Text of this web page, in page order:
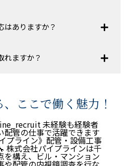
はありますか？
れますか？
ここで働く魅力！
未経験も経験者
配管の仕事で活躍できます
プライン》配管・設備工事
株式会社パイプラインは千
を構え、ビル・マンション